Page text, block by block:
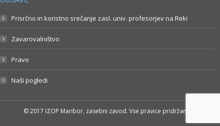
Prisrčno in koristno srečanje zasl. univ. profesorjev na Reki
Zavarovalništvo
Pravo
Naši pogledi
© 2017 IZOP Maribor, zasebni zavod. Vse pravice pridržane.